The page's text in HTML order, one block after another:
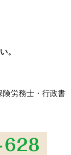
。
険労務士・行政書